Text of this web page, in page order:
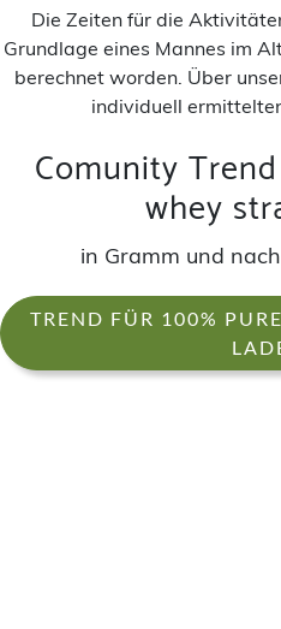
Die Zeiten für die
Grundlage eines Mannes im
berechnet worden. Über
individuell
Comunity
whey
in Gramm und
TREND FÜR 100%